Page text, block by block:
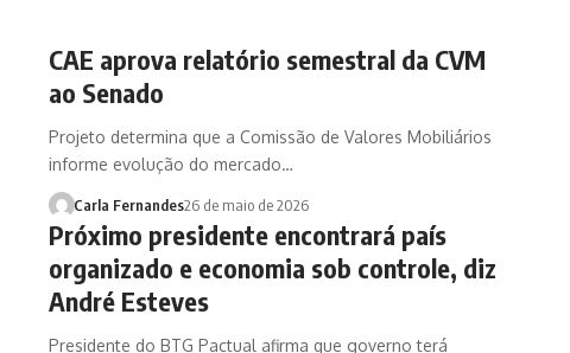
CAE aprova relatório semestral da CVM
ao Senado
Projeto determina que a Comissão de Valores Mobiliários
informe evolução do mercado…
Carla Fernandes26 de maio de 2026
Próximo presidente encontrará país
organizado e economia sob controle, diz
André Esteves
Presidente do BTG Pactual afirma que governo terá